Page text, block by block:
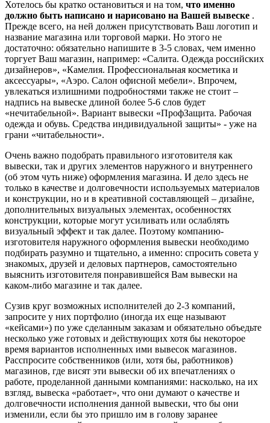
Хотелось бы кратко остановиться и на том, что именно
должно быть написано и нарисовано на Вашей вывеске .
Прежде всего, на ней должен присутствовать Ваш логотип и
название магазина или торговой марки. Но этого не
достаточно: обязательно напишите в 3-5 словах, чем именно
торгует Ваш магазин, например: «Салита. Одежда российских
дизайнеров», «Камелия. Профессиональная косметика и
аксессуары», «Аэро. Салон офисной мебели». Впрочем,
увлекаться излишними подробностями также не стоит –
надпись на вывеске длиной более 5-6 слов будет
«нечитабельной». Вариант вывески «ПрофЗащита. Рабочая
одежда и обувь. Средства индивидуальной защиты» - уже на
грани «читабельности».
Очень важно подобрать правильного изготовителя как
вывески, так и других элементов наружного и внутреннего
(об этом чуть ниже) оформления магазина. И дело здесь не
только в качестве и долговечности используемых материалов
и конструкции, но и в креативной составляющей – дизайне,
дополнительных визуальных элементах, особенностях
конструкции, которые могут усиливать или ослаблять
визуальный эффект и так далее. Поэтому компанию-
изготовителя наружного оформления вывески необходимо
подбирать разумно и тщательно, а именно: спросить совета у
знакомых, друзей и деловых партнеров, самостоятельно
выяснить изготовителя понравившейся Вам вывески на
каком-либо магазине и так далее.
Сузив круг возможных исполнителей до 2-3 компаний,
запросите у них портфолио (иногда их еще называют
«кейсами») по уже сделанным заказам и обязательно объедьте
несколько уже готовых и действующих хотя бы некоторое
время вариантов исполненных ими вывесок магазинов.
Расспросите собственников (или, хотя бы, работников)
магазинов, где висят эти вывески об их впечатлениях о
работе, проделанной данными компаниями: насколько, на их
взгляд, вывеска «работает», что они думают о качестве и
долговечности исполнения данной вывески, что бы они
изменили, если бы это пришло им в голову заранее